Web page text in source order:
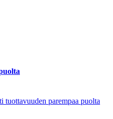
tuottavuuden parempaa puolta